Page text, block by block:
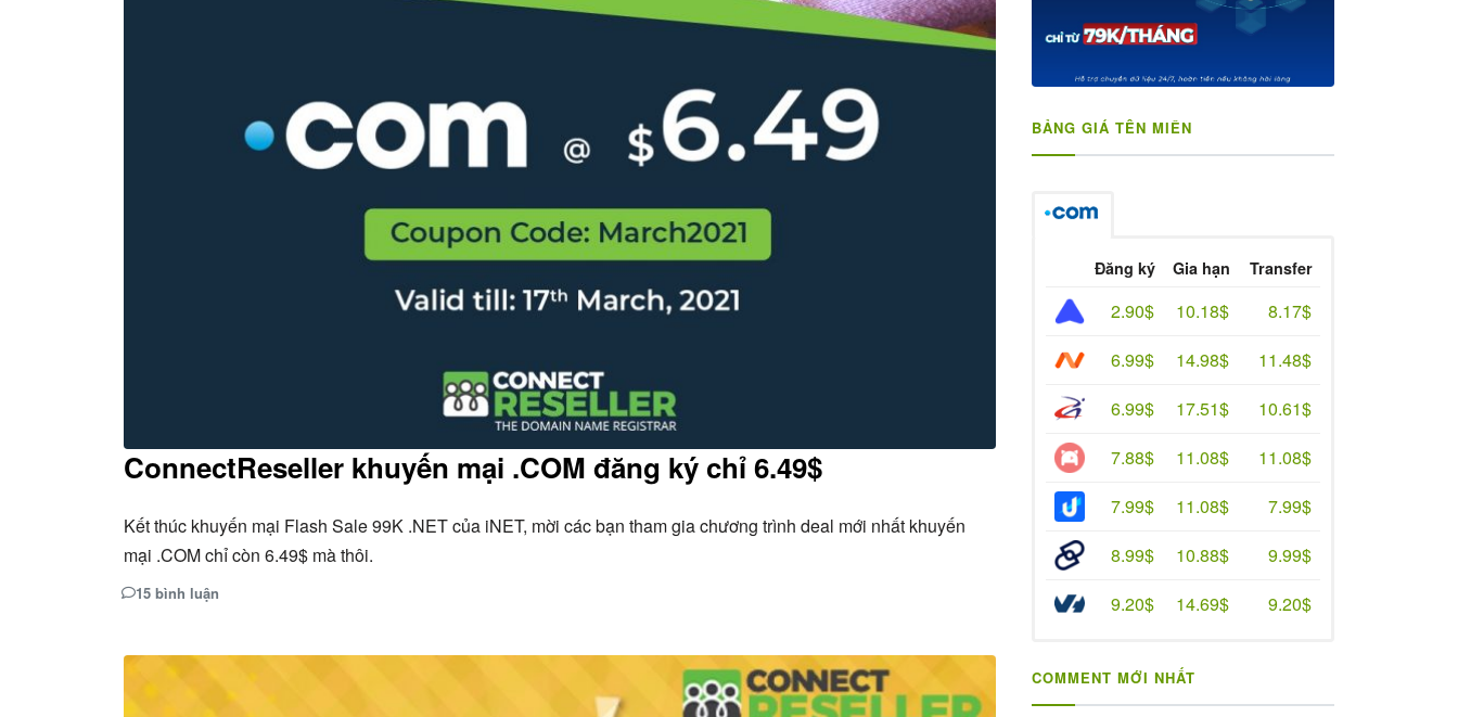
ConnectReseller khuyến mại .COM đăng ký chỉ 6.49$
Kết thúc khuyến mại Flash Sale 99K .NET của iNET, mời các bạn tham gia chương trình deal mới nhất khuyến
mại .COM chỉ còn 6.49$ mà thôi.
15 bình luận
BẢNG GIÁ TÊN MIỀN
Đăng ký Gia hạn Transfer
2.90$ 10.18$
8.17$
6.99$
14.98$
11.48$
6.99$
17.51$
10.61$
7.88$
11.08$
11.08$
7.99$
11.08$
7.99$
8.99$
10.88$
9.99$
9.20$
14.69$ 9.20$
COMMENT MỚI NHẤT